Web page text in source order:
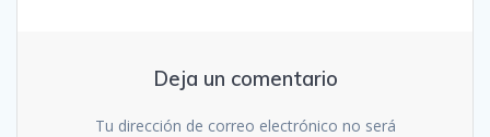
Deja un comentario
Tu dirección de correo electrónico no será